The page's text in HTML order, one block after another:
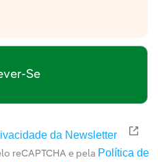
Se
da Newsletter Link
reCAPTCHA e pela Política de